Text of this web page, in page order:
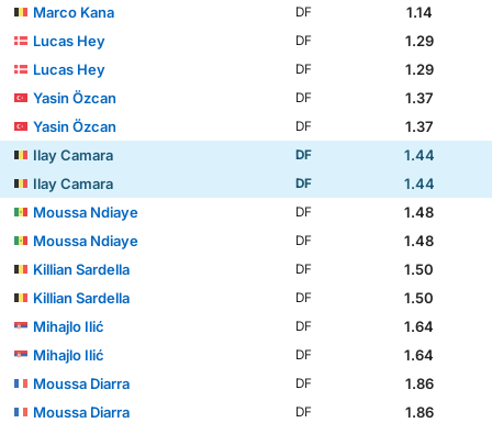
Marco Kana
DF
1.14
Lucas Hey
DF
1.29
Lucas Hey
DF
1.29
Yasin Özcan
DF
1.37
Yasin Özcan
DF
1.37
Ilay Camara
DF
1.44
Ilay Camara
DF
1.44
Moussa Ndiaye
DF
1.48
Moussa Ndiaye
DF
1.48
Killian Sardella
DF
1.50
Killian Sardella
DF
1.50
Mihajlo Ilić
DF
1.64
Mihajlo Ilić
DF
1.64
Moussa Diarra
DF
1.86
Moussa Diarra
DF
1.86